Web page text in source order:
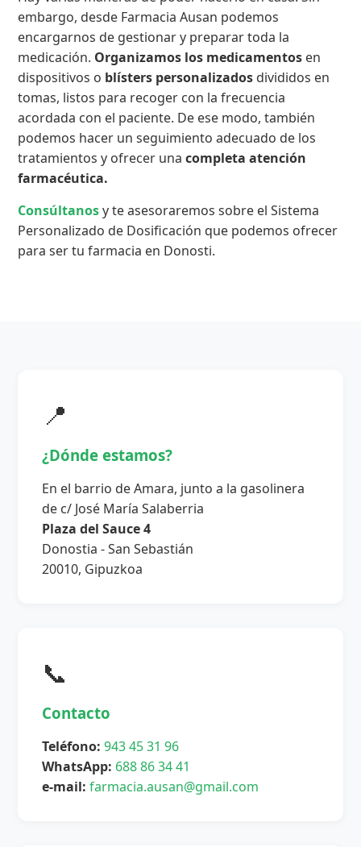
embargo, desde Farmacia Ausan podemos
encargarnos de gestionar y preparar toda la
medicación. Organizamos los medicamentos en
dispositivos o blísters personalizados divididos en
tomas, listos para recoger con la frecuencia
acordada con el paciente. De ese modo, también
podemos hacer un seguimiento adecuado de los
tratamientos y ofrecer unacompleta atención
farmacéutica.
Consúltanosy te asesoraremos sobre el Sistema
Personalizado de Dosificación que podemos ofrecer
para ser tu farmacia en Donosti.
📍
¿Dónde estamos?
En el barrio de Amara, junto a la gasolinera
de c/ José María Salaberria
Plaza del Sauce 4
Donostia - San Sebastián
20010, Gipuzkoa
📞
Contacto
Teléfono: 943 45 31 96
WhatsApp: 688 86 34 41
e-mail: farmacia.ausan@gmail.com